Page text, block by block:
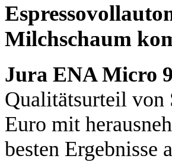
Milchschaum
Jura ENA Micro
Qualitätsurteil von
Euro mit
besten Ergebnisse